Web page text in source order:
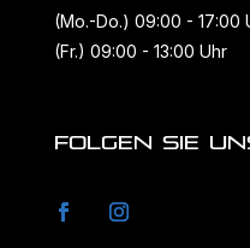
(Mo.-Do.) 09:00 - 17:00
(Fr.) 09:00 - 13:00 Uhr
FOLGEN SIE